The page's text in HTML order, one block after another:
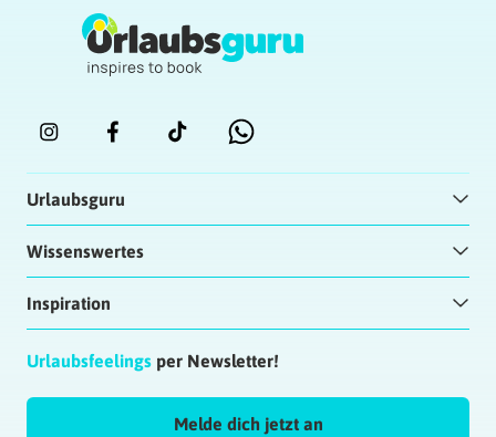
Urlaubsguru
Wissenswertes
Inspiration
Urlaubsfeelings per Newsletter!
Melde dich jetzt an